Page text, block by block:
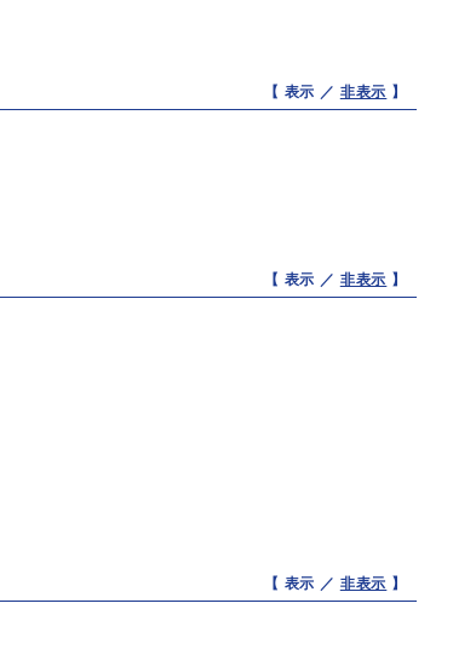
【 表示 ／ 非表示 】
【 表示 ／ 非表示 】
【 表示 ／ 非表示 】